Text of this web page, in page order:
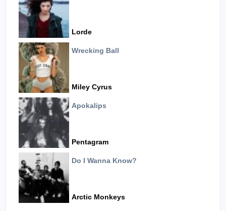
Lorde
Wrecking Ball
Miley Cyrus
Apokalips
Pentagram
Do I Wanna Know?
Arctic Monkeys